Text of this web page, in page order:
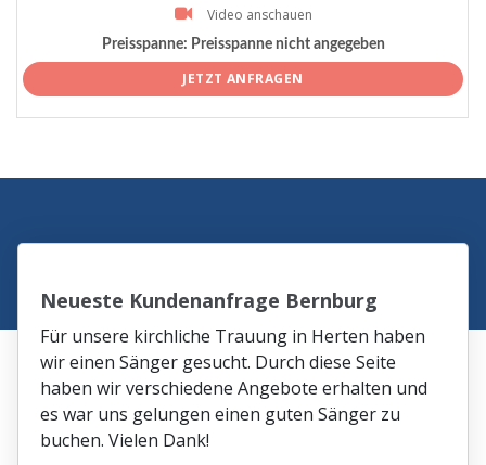
Video anschauen
Preisspanne: Preisspanne nicht angegeben
JETZT ANFRAGEN
Neueste Kundenanfrage Bernburg
Für unsere kirchliche Trauung in Herten haben
wir einen Sänger gesucht. Durch diese Seite
haben wir verschiedene Angebote erhalten und
es war uns gelungen einen guten Sänger zu
buchen. Vielen Dank!